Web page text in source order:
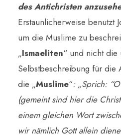
des Antichristen
Erstaunlicherweise benutzt
um die Muslime zu
„Ismaeliten“ und nicht die
Selbstbeschreibung für die
die „Muslime“: „Sprich:
(gemeint sind hier die
einem gleichen Wort
wir nämlich Gott allein